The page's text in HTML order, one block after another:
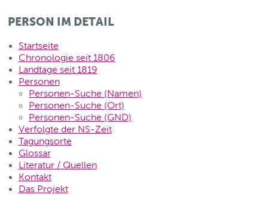
PERSON IM DETAIL
Startseite
Chronologie seit 1806
Landtage seit 1819
Personen
Personen-Suche (Namen)
Personen-Suche (Ort)
Personen-Suche (GND)
Verfolgte der NS-Zeit
Tagungsorte
Glossar
Literatur / Quellen
Kontakt
Das Projekt